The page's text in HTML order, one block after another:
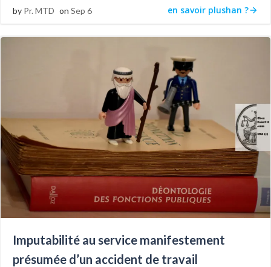
by Pr. MTD on Sep 6 en savoir plushan ?
Imputabilité au service manifestement
présumée d’un accident de travail